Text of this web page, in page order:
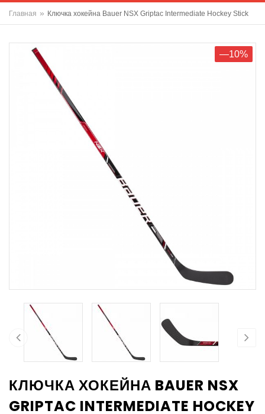
Главная » Ключка хокейна Bauer NSX Griptac Intermediate Hockey Stick
—10%
КЛЮЧКА ХОКЕЙНА BAUER NSX
GRIPTAC INTERMEDIATE HOCKEY